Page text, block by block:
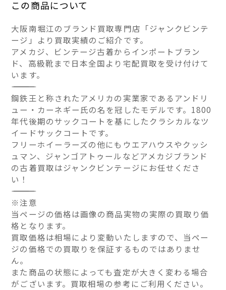
この商品について
大阪南堀江のブランド買取専門店「ジャンクビンテ
ージ」より買取実績のご紹介です。
アメカジ、ビンテージ古着からインポートブラン
ド、高級靴まで日本全国より宅配買取を受け付けて
います。
――――――――――――――
鋼鉄王と称されたアメリカの実業家であるアンドリ
ュー・カーネギー氏の名を冠したモデルです。1800
年代後期のサックコートを基にしたクラシカルなツ
イードサックコートです。
フリーホイーラーズの他にもウエアハウスやクッシ
ュマン、ジャンゴアトゥールなどアメカジブランド
の古着買取はジャンクビンテージにお任せくださ
い！
――――――――――――――
※注意
当ページの価格は画像の商品実物の実際の買取り価
格となります。
買取価格は相場により変動いたしますので、当ペー
ジの価格での買取りを保証するものではありませ
ん。
また商品の状態によっても査定が大きく変わる場合
がございます。買取相場の参考にご利用ください。